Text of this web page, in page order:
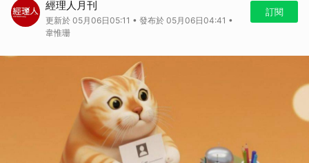
經理人月刊
更新於 05月06日05:11 • 發布於 05月06日04:41 •
韋惟珊
訂閱